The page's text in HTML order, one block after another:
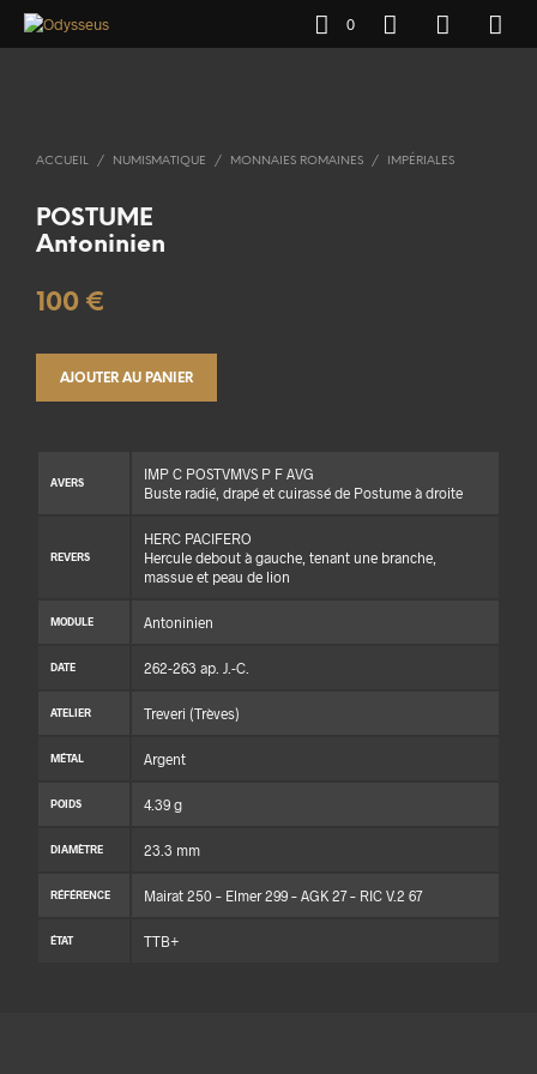
0
ACCUEIL / NUMISMATIQUE / MONNAIES ROMAINES / IMPÉRIALES
POSTUME
Antoninien
100 €
AJOUTER AU PANIER
AVERS
IMP C POSTVMVS P F AVG
Buste radié, drapé et cuirassé de Postume à droite
REVERS
HERC PACIFERO
Hercule debout à gauche, tenant une branche,
massue et peau de lion
MODULE Antoninien
DATE 262-263 ap. J.-C.
ATELIER Treveri (Trèves)
MÉTAL Argent
POIDS 4.39 g
DIAMÈTRE 23.3 mm
RÉFÉRENCE Mairat 250 – Elmer 299 – AGK 27 – RIC V.2 67
ÉTAT TTB+